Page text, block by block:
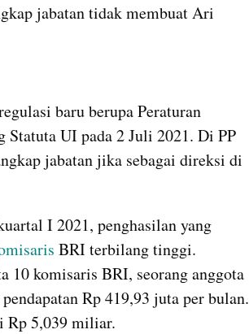
jabatan tidak membuat Ari
baru berupa Peraturan
Statuta UI pada 2 Juli 2021. Di PP
jabatan jika sebagai direksi di
I 2021, penghasilan yang
BRI terbilang tinggi.
10 komisaris BRI, seorang anggota
Rp 419,93 juta per bulan.
Rp 5,039 miliar.